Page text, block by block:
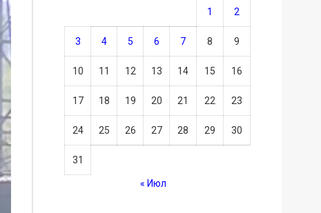
1 2
3 4 5 6 7 8 9
10 11 12 13 14 15 16
17 18 19 20 21 22 23
24 25 26 27 28 29 30
31
« Июл